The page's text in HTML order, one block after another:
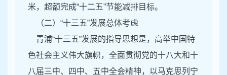
米，超额完成“十二五”节能减排目标。
（二）“十三五”发展总体考虑
青浦“十三五”发展的指导思想是，高举中国特
色社会主义伟大旗帜，全面贯彻党的十八大和十
八届三中、四中、五中全会精神，以马克思列宁